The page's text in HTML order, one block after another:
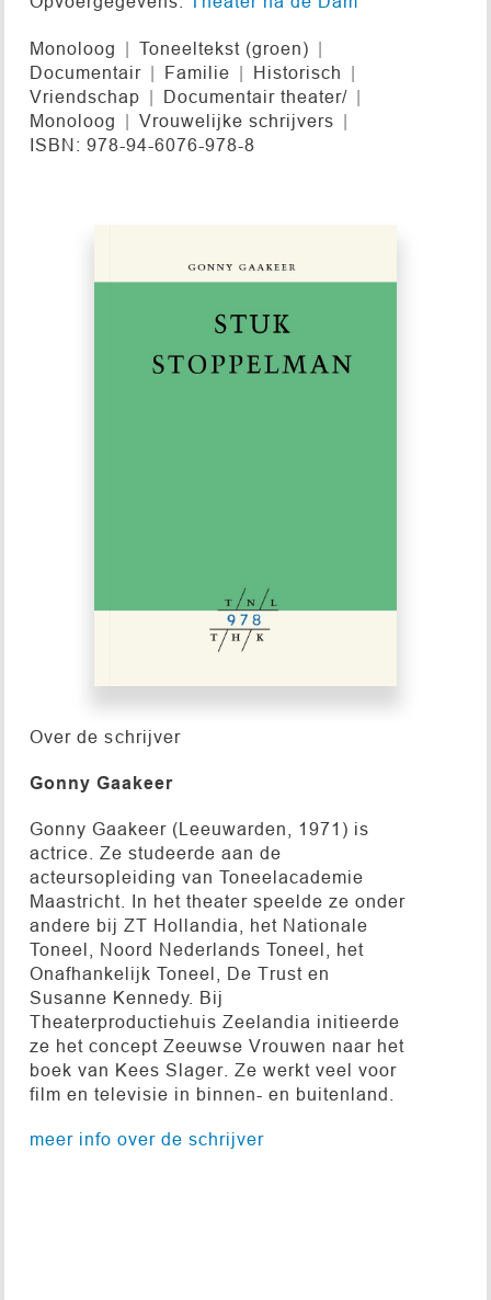
Monoloog
Toneeltekst (groen)
Documentair
Familie
Historisch
Vriendschap
Documentair theater/
Monoloog
Vrouwelijke schrijvers
ISBN: 978-94-6076-978-8
Over de schrijver
Gonny Gaakeer
Gonny Gaakeer (Leeuwarden, 1971) is
actrice. Ze studeerde aan de
acteursopleiding van Toneelacademie
Maastricht. In het theater speelde ze onder
andere bij ZT Hollandia, het Nationale
Toneel, Noord Nederlands Toneel, het
Onafhankelijk Toneel, De Trust en
Susanne Kennedy. Bij
Theaterproductiehuis Zeelandia initieerde
ze het concept Zeeuwse Vrouwen naar het
boek van Kees Slager. Ze werkt veel voor
film en televisie in binnen- en buitenland.
meer info over de schrijver